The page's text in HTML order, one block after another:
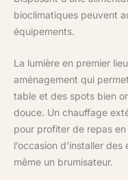
bioclimatiques peuvent
équipements.
La lumière en premier
aménagement qui
table et des spots bien
douce. Un chauffage
pour profiter de repas en
l’occasion d’installer
même un brumisateur.